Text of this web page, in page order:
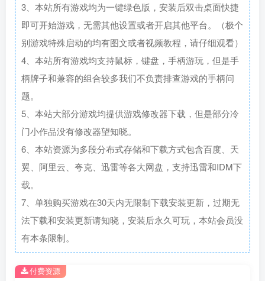
3、本站所有游戏均为一键绿色版，安装后双击桌面快捷
即可开始游戏，无需其他设置或者开启其他平台。（极个
别游戏特殊启动的均有图文或者视频教程，请仔细观看）
4、本站所有游戏均支持鼠标，键盘，手柄游玩，但是手
柄牌子和兼容的组合较多我们不负责排查游戏的手柄问
题。
5、本站大部分游戏均提供游戏修改器下载，但是部分冷
门小作品没有修改器望知晓。
6、本站资源为多段分布式存储和下载方式包含百度、天
翼、阿里云、夸克、迅雷等各大网盘，支持迅雷和IDM下
载。
7、单独购买游戏在30天内无限制下载安装更新，过期无
法下载和安装更新请知晓，安装后永久可玩，本站会员没
有本条限制。
付费资源